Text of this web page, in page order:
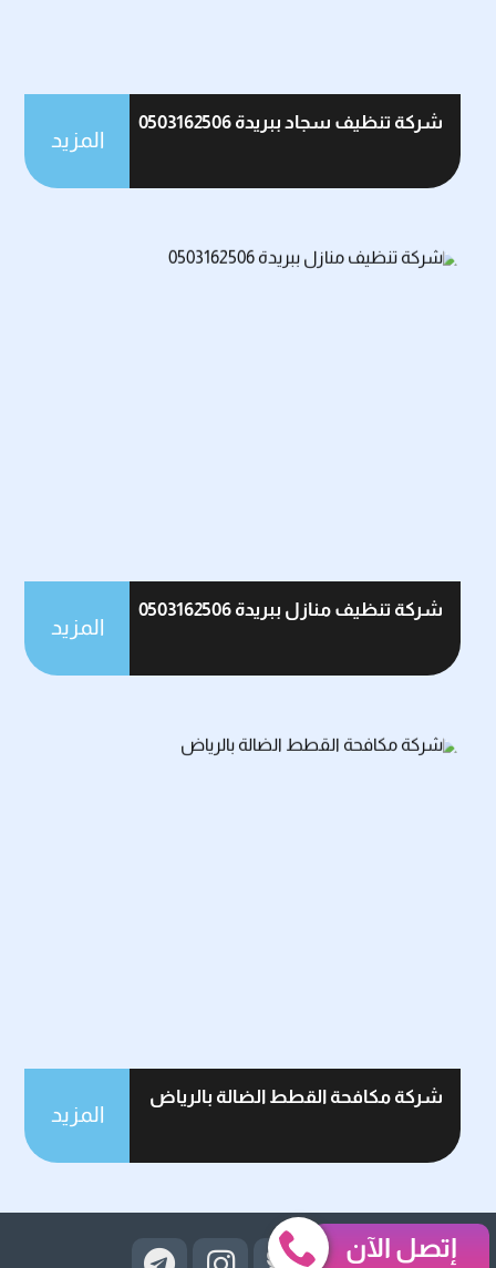
شركة تنظيف سجاد ببريدة 0503162506
المزيد
شركة تنظيف منازل ببريدة 0503162506
المزيد
شركة مكافحة القطط الضالة بالرياض
المزيد
إتصل الآن